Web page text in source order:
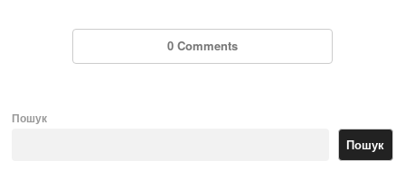
0 Comments
Пошук
Пошук